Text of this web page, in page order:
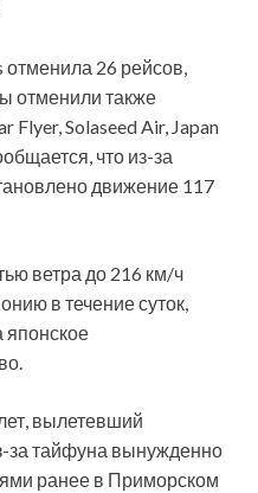
26 рейсов,
отменили также
Flyer, Solaseed Air, Japan
что из-за
движение 117
ветра до 216 км/ч
в течение суток,
японское
вылетевший
за тайфуна вынужденно
ранее в Приморском